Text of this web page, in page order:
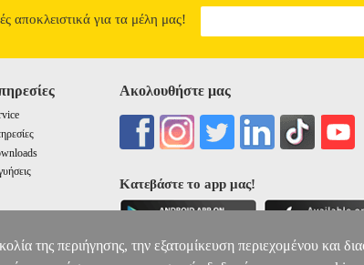
αποκλειστικά για τα μέλη μας!
Ακολουθήστε μας
Κατεβάστε το app μας!
της περιήγησης, την εξατομίκευση περιεχομένου και